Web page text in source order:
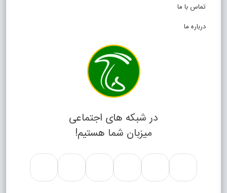
تماس با ما
درباره ما
در شبکه های اجتماعی
میزبان شما هستیم!